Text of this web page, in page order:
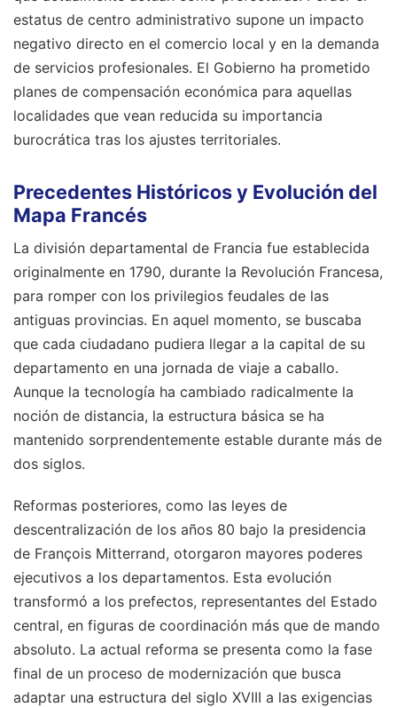
estatus de centro administrativo supone un impacto
negativo directo en el comercio local y en la demanda
de servicios profesionales. El Gobierno ha prometido
planes de compensación económica para aquellas
localidades que vean reducida su importancia
burocrática tras los ajustes territoriales.
Precedentes Históricos y Evolución del
Mapa Francés
La división departamental de Francia fue establecida
originalmente en 1790, durante la Revolución Francesa,
para romper con los privilegios feudales de las
antiguas provincias. En aquel momento, se buscaba
que cada ciudadano pudiera llegar a la capital de su
departamento en una jornada de viaje a caballo.
Aunque la tecnología ha cambiado radicalmente la
noción de distancia, la estructura básica se ha
mantenido sorprendentemente estable durante más de
dos siglos.
Reformas posteriores, como las leyes de
descentralización de los años 80 bajo la presidencia
de François Mitterrand, otorgaron mayores poderes
ejecutivos a los departamentos. Esta evolución
transformó a los prefectos, representantes del Estado
central, en figuras de coordinación más que de mando
absoluto. La actual reforma se presenta como la fase
final de un proceso de modernización que busca
adaptar una estructura del siglo XVIII a las exigencias